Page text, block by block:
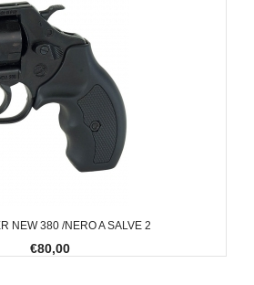
NEW 380 /NERO A SALVE 2
€80,00